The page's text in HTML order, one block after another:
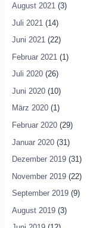
August 2021(3)
Juli 2021 (14)
Juni 2021(22)
Februar 2021 (1)
Juli 2020(26)
Juni 2020(10)
März 2020(1)
Februar 2020(29)
Januar 2020(31)
Dezember 2019(31)
November 2019(22)
September 2019(9)
August 2019(3)